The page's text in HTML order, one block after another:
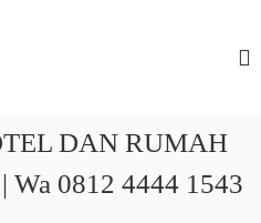
DAN RUMAH
0812 4444 1543